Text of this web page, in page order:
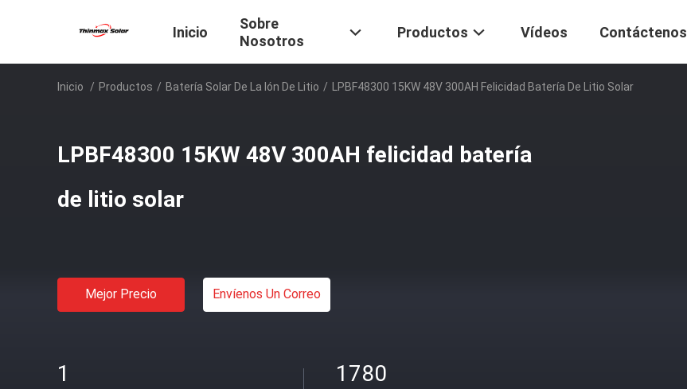
Inicio
Sobre
Nosotros
Productos Vídeos Contáctenos
Inicio / Productos / Batería Solar De La Ión De Litio / LPBF48300 15KW 48V 300AH Felicidad Batería De Litio Solar
LPBF48300 15KW 48V 300AH felicidad batería
de litio solar
Mejor Precio Envíenos Un Correo
1 1780